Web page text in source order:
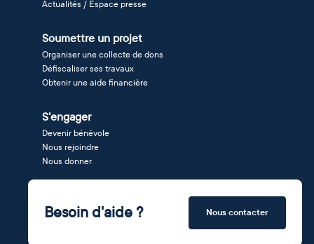
Actualités / Espace presse
Soumettre un projet
Organiser une collecte de dons
Défiscaliser ses travaux
Obtenir une aide financière
S'engager
Devenir bénévole
Nous rejoindre
Nous donner
Besoin d'aide ? Nous contacter